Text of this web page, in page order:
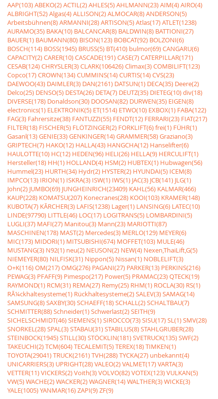
AAP(103)ABEKO(2)ACTIL(2)AHLES(5)AHLMANN(23)AIM(4)AIRO(4)
ALBRIGHT(52)Algas(4)ALLISON(2)ALMOCAR(8)ANDERSON(5)
Arbeitsbühnen(8)ARMANNI(28)ARTISON(5)Atlas(17)ATLET(1238)
AURAMO(35) BAKA(10) BALCANCAR(8) BALDWIN(8) BATTIONI(27)
BAUER(1) BAUMANN(80) BISON(123) BOBCAT(92) BOLZONI(6)
BOSCH(114) BOSS(1945) BRUSS(5) BT(410) bulmor(69)CANGARU(6)
CAPACITY(2)CARER(10)CASCADE(191)CASE(7)CATERPILLAR(171)
CESAB(124)CHRYSLER(3)CLARK(106426)Climax(3)COMBILIFT(123)
Copco(17)CROWN(134)CUMMINS(14)CURTIS(14)CVS(23)
DAEWOO(43) DAIMLER(3) DAN(2161) DATSUN(1) DECA(35) Deere(2)
Delco(25) DENSO(5) DESTA(26) DETA(7) DEUTZ(35) DIETEG(10)div(18)
DIVERSE(178) Donaldson(30) DOOSAN(82) DURWEN(35) EIGEN(8)
electronics(1) ELEKTRONIK(5) ET(1514) ETWO(10) EXBOX(1) FABA(122)
FAG(3) Fahrersitze(38) FANTUZZI(55) FENDT(12) FERRARI(23) FIAT(217)
FILTER(18) FISCHER(5) FLÖTZINGER(2) FORKLIFT(6)frei(1) FÜHR(1)
Gasanl(13)GENIE(33)GENKINGER(14)GRAMMER(58)Graziano(3)
GRIPTECH(7) HAKO(12) HALLA(43) HANGCHA(12) Hanselifter(6)
HAULOTTE(10) HC(12) HEDEN(96) HELI(26) HELLA(9) HERCULIFT(1)
Hersteller(18) HH(1) HOLLAND(4) HSM(2) HUBTEX(1) Hubwagen(56)
Hummel(23) HURTH(34) Hydr(2) HYSTER(2) HYUNDAI(5) ICEM(8)
IMPCO(13) IRION(1) ISKRA(3) ISW(1) IWS(1) JAC(3) JCB(141) JLG(1)
John(2) JUMBO(69) JUNGHEINRICH(23409) KAHL(56) KALMAR(466)
KAUP(228) KOMATSU(207) Konecranes(28) KOOI(103) KRAMER(148)
KUBOTA(7) KÃRCHER(3) LAFIS(1238) Lager(1) LANSING(6) LATEC(10)
LINDE(97790) LITTLE(46) LOC(17) LOGITRANS(5) LOMBARDINI(5)
LUGLI(37) MAFI(27) Manitou(3) Mann(23) MARIOTTI(87)
MASCHINEN(178) MAST(2) Mercedes(3) MERLO(129) MEYER(6)
MIC(173) MIDORI(1) MITSUBISHI(674) MOFFET(103) MULE(46)
MUSTANG(3) N92(1) neu(2) NEUSON(2) NEW(4) Nexen,ThaiLift,G(5)
NIEMEYER(80) NILFISK(31) Nippon(5) Nissan(1) NOBLELIFT(3)
O+K(116)OM(217)OMG(276) PAGANI(27) PARKER(13) PERKINS(216)
PEWAG(3) PFAFF(9) Pimespo(217) Power(5) PRAMAC(23)QTECK(19)
RAYMOND(1) RCM(31) REMA(27) Remy(25) RHM(1) ROCLA(30) RS(1)
RÃ¼ckhaltesysteme(1) Rückhaltesysteme(2)SALEV(3)SAMAG(14)
SAMSUNG(8)SAXBY(30)SCHAEFF(18)SCHALL(2)SCHALTBAU(7)
SCHMITTER(88)Schneider(1)Schwerlast(2)SEITH(9)
SICHELSCHMIDT(46)SIEMENS(1)SIROCCO(73)SISU(17)SL(1)SMV(28)
SNORKEL(28)SPAL(3)STABAU(31)STABILUS(8)STAHLGRUBER(28)
STEINBOCK(1945)STILL(30)STÖCKLIN(181)SVETRUCK(135)SWF(2)
TAKEUCHI(2)TCM(604)TECALEMIT(5)TEREX(18)TIMKEN(1)
TOYOTA(29041)TRUCK(2161)TVH(288)TYCKA(27) unbekannt(4)
UNICARRIERS(3) UPRIGHT(28)VALEO(2)VALMET(17)VARTA(3)
VETTER(11)VICKERS(2)Voith(3)VOLVO(82)VOTEX(123)VULKAN(5)
VW(5)WACHE(2)WACKER(2)WAGNER(14)WALTHER(3)WICKE(3)
YALE(1005)YANMAR(16)ZAPI(9)ZF(9)